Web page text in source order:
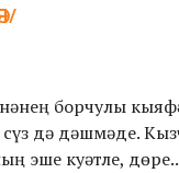
борчулы
дә дәшмәде.
эше куәтле,